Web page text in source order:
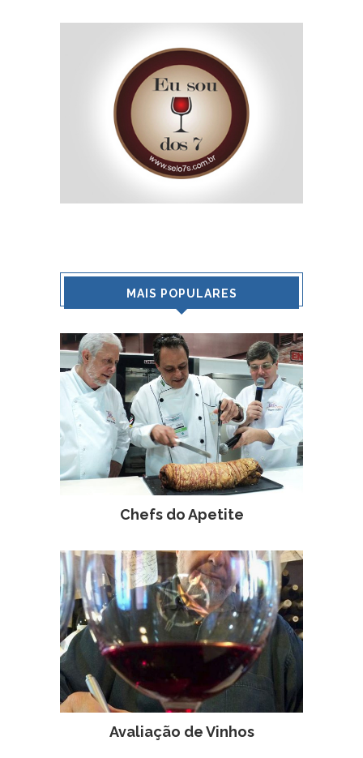
MAIS POPULARES
Chefs do Apetite
Avaliação de Vinhos